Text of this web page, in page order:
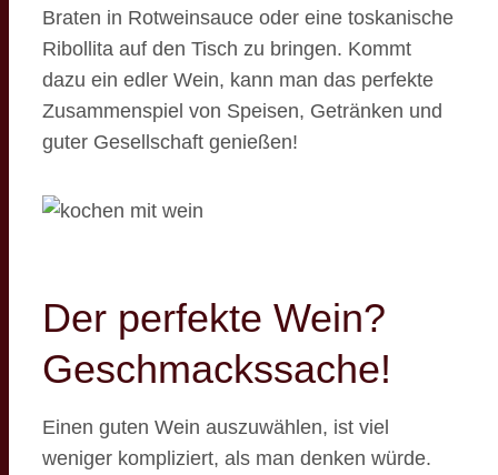
Braten in Rotweinsauce oder eine toskanische
Ribollita auf den Tisch zu bringen. Kommt
dazu ein edler Wein, kann man das perfekte
Zusammenspiel von Speisen, Getränken und
guter Gesellschaft genießen!
Der perfekte Wein?
Geschmackssache!
Einen guten Wein auszuwählen, ist viel
weniger kompliziert, als man denken würde.